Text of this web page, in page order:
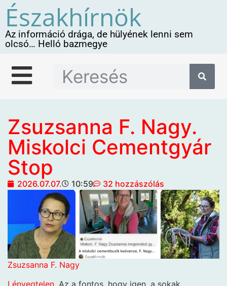
Északhírnök
Az információ drága, de hülyének lenni sem
olcsó… Helló bazmegye
Zsuzsanna F. Nagy.
Miskolci Cementgyár
Stop
2026.07.07. 10:59 32 hozzászólás
Zsuzsanna F. Nagy
Lényegtelen. Az a fontos, hogy igen, a sokak